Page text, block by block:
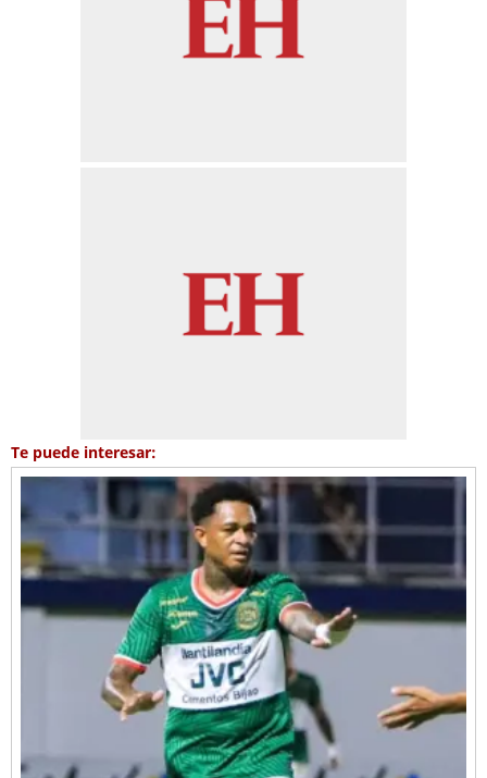
Te puede interesar: